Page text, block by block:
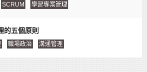
SCRUM 學習專案管理
的五個原則
職場政治 溝通管理